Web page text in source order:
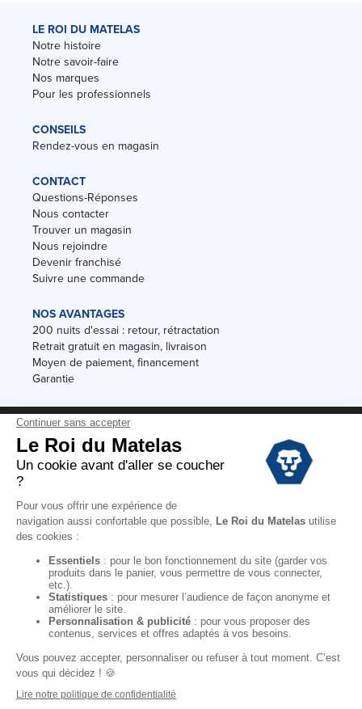
LE ROI DU MATELAS
Notre histoire
Notre savoir-faire
Nos marques
Pour les professionnels
CONSEILS
Rendez-vous en magasin
CONTACT
Questions-Réponses
Nous contacter
Trouver un magasin
Nous rejoindre
Devenir franchisé
Suivre une commande
NOS AVANTAGES
200 nuits d'essai : retour, rétractation
Retrait gratuit en magasin, livraison
Moyen de paiement, financement
Garantie
Conditions des offres
Black Friday
Destockage
Conditions Générales de vente magasin
Mentions Légales
Données personnelles
Codes promo Le Roi du Matelas
Copyright © 2022. All rights reserved.